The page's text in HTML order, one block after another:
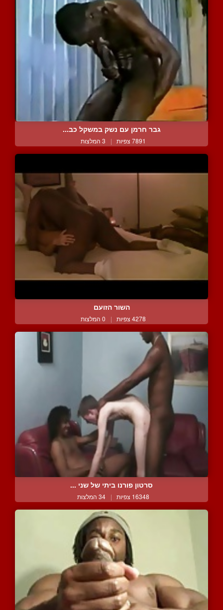
גבר חרמן עם נשק במשקל כב...
7891 צפיות | 3 המלצות
השור הזועם
4278 צפיות | 0 המלצות
סרטון פורנו ביתי של שני ...
16348 צפיות | 34 המלצות